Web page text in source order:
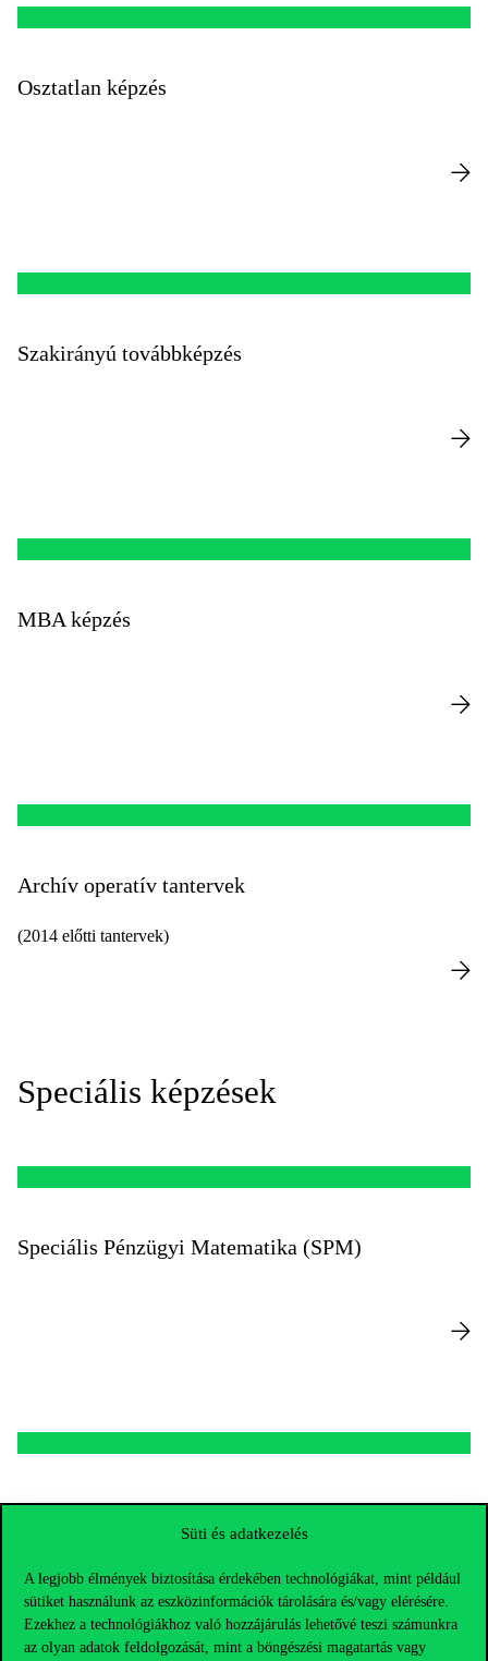
Süti és adatkezelés
A legjobb élmények biztosítása érdekében technológiákat, mint például
sütiket használunk az eszközinformációk tárolására és/vagy elérésére.
Ezekhez a technológiákhoz való hozzájárulás lehetővé teszi számunkra
az olyan adatok feldolgozását, mint a böngészési magatartás vagy
Osztatlan képzés
Szakirányú továbbképzés
MBA képzés
Archív operatív tantervek
(2014 előtti tantervek)
Speciális képzések
Speciális Pénzügyi Matematika (SPM)
Deutschsprachiger Studiengang (DSG)